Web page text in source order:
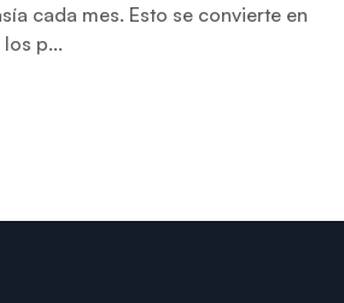
cada mes. Esto se convierte en
p...